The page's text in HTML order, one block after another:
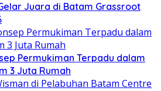
Juara di Batam Grassroot
Permukiman Terpadu dalam
3 Juta Rumah